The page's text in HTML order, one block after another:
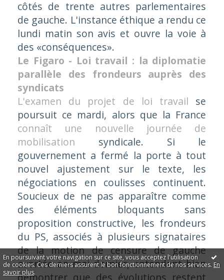
En poursuivant votre navigation sur ce site, vous acceptez l'utilisation
de cookies. Ces derniers assurent le bon fonctionnement de nos services. En
savoir plus.
côtés de trente autres parlementaires
de gauche. L'instance éthique a rendu ce
lundi matin son avis et ouvre la voie à
des «conséquences».
Le Figaro - Loi travail : la diplomatie
parallèle des frondeurs auprès des
syndicats
L'examen du projet de loi travail se
poursuit ce mardi, alors que la France
connaît une nouvelle journée de
mobilisation syndicale. Si le
gouvernement a fermé la porte à tout
nouvel ajustement sur le texte, les
négociations en coulisses continuent.
Soucieux de ne pas apparaître comme
des éléments bloquants sans
proposition constructive, les frondeurs
du PS, associés à plusieurs signataires
de la motion de censure de gauche
avortée en mai dernier, entendent bien